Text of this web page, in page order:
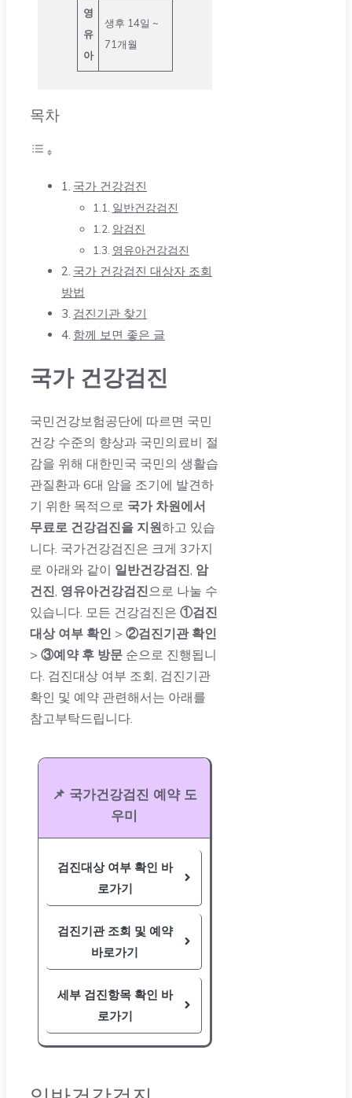
영
유
아
생후 14일 ~
71개월
목차
국가 건강검진
일반건강검진
암검진
영유아건강검진
국가 건강검진 대상자 조회
방법
검진기관 찾기
함께 보면 좋은 글
국가 건강검진
국민건강보험공단에 따르면 국민
건강 수준의 향상과 국민의료비 절
감을 위해 대한민국 국민의 생활습
관질환과 6대 암을 조기에 발견하
기 위한 목적으로 국가 차원에서
무료로 건강검진을 지원하고 있습
니다. 국가건강검진은 크게 3가지
로 아래와 같이 일반건강검진 암
건진 영유아건강검진 으로 나눌 수
있습니다. 모든 건강검진은 ①검진
대상 여부 확인 > ②검진기관 확인
> ③예약 후 방문 순으로 진행됩니
다. 검진대상 여부 조회, 검진기관
확인 및 예약 관련해서는 아래를
참고부탁드립니다.
📌 국가건강검진 예약 도
우미
검진대상 여부 확인 바
로가기
검진기관 조회 및 예약
바로가기
세부 검진항목 확인 바
로가기